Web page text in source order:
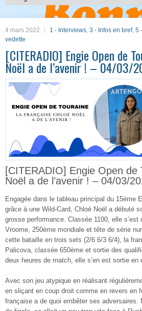
4 mars 2022 1 - Interviews, 3 - Infos en bref, 5
vedette
[CITERADIO] Engie Open de
Noël a de l’avenir ! – 04/03/
[CITERADIO] Engie Open de
Noël a de l’avenir ! – 04/03/
Engagée dans le tableau principal du 15ème
grâce à une Wild-Card, Chloé Noël a débuté
grosse performance. Classée 1100, elle
Vroome, 250ème mondiale et tête de série
cette bataille en trois sets (2/6 6/3 6/4), la
Palicova, classée 650ème et sortie des
deux heures de match, elle s’en est sortie en
Avec son jeu atypique en réalisant
en sliçant en coup droit comme en revers en
française a de quoi embêter ses adversaires.